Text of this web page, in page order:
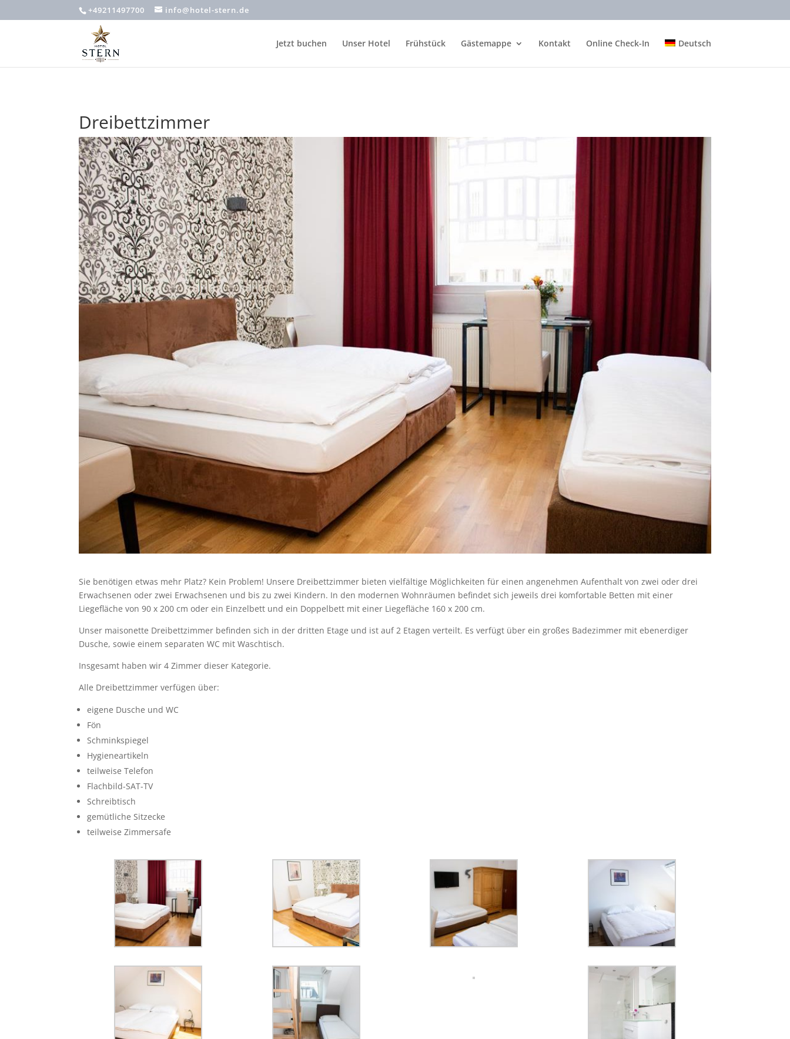
+49211497700 info@hotel-stern.de
Jetzt buchen Unser Hotel Frühstück Gästemappe Kontakt Online Check-In Deutsch
Dreibettzimmer
Sie benötigen etwas mehr Platz? Kein Problem! Unsere Dreibettzimmer bieten vielfältige Möglichkeiten für einen angenehmen Aufenthalt von zwei oder drei
Erwachsenen oder zwei Erwachsenen und bis zu zwei Kindern. In den modernen Wohnräumen befindet sich jeweils drei komfortable Betten mit einer
Liegefläche von 90 x 200 cm oder ein Einzelbett und ein Doppelbett mit einer Liegefläche 160 x 200 cm.
Unser maisonette Dreibettzimmer befinden sich in der dritten Etage und ist auf 2 Etagen verteilt. Es verfügt über ein großes Badezimmer mit ebenerdiger
Dusche, sowie einem separaten WC mit Waschtisch.
Insgesamt haben wir 4 Zimmer dieser Kategorie.
Alle Dreibettzimmer verfügen über:
eigene Dusche und WC
Fön
Schminkspiegel
Hygieneartikeln
teilweise Telefon
Flachbild-SAT-TV
Schreibtisch
gemütliche Sitzecke
teilweise Zimmersafe